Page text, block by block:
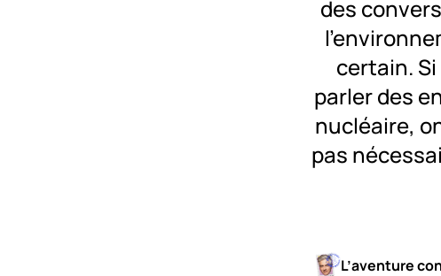
des
certain.
parler des
nucléaire,
pas
L’aventure